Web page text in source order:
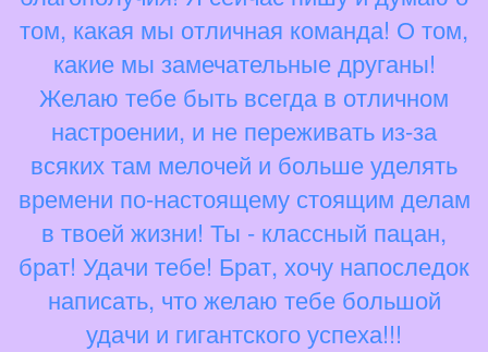
том, какая мы отличная команда! О том,
какие мы замечательные друганы!
Желаю тебе быть всегда в отличном
настроении, и не переживать из-за
всяких там мелочей и больше уделять
времени по-настоящему стоящим делам
в твоей жизни! Ты - классный пацан,
брат! Удачи тебе! Брат, хочу напоследок
написать, что желаю тебе большой
удачи и гигантского успеха!!!